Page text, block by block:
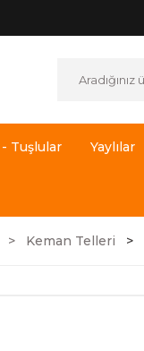
Tuşlular Yaylılar
Keman Telleri